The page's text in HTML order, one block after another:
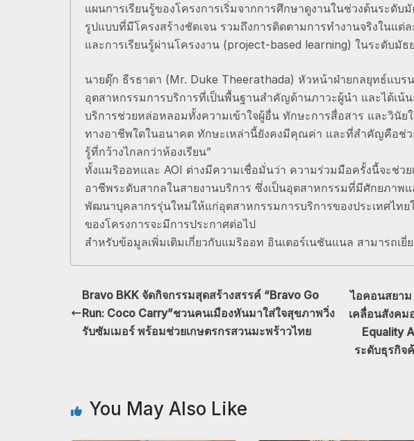
แผนการเรียนรู้ของโครงการเริ่มจากการศึกษาดูงานในช่วงต้นระดั
รูปแบบที่มีโครงสร้างชัดเจน รวมถึงการติดตามการทำงานจริงในแต่
และการเรียนรู้ผ่านโครงงาน (project-based learning) ในระดับมั
นายดุ๊ก ธีรธาดา (Mr. Duke Theerathada) หัวหน้าฝ่ายกลยุทธ์แบร
อุตสาหกรรมการบริการที่เป็นพื้นฐานสำคัญด้านภาวะผู้นำ และได้เน้
บริการช่วยหล่อหลอมทั้งความเข้าใจผู้อื่น ทักษะการสื่อสาร และวินัย
ทางอาชีพใดในอนาคต ทักษะเหล่านี้ยังคงมีคุณค่า และที่สำคัญคือช่ว
รู้ที่กว้างไกลกว่าห้องเรียน”
ทั้งแมริออทและ AOI ต่างมีความเชื่อมั่นว่า ความร่วมมือครั้งนี้จะช่ว
อาชีพระดับสากลในสายงานบริการ ซึ่งเป็นอุตสาหกรรมที่มีศักยภา
พัฒนาบุคลากรรุ่นใหม่ให้แก่อุตสาหกรรมการบริการของประเทศไทยใ
ของโครงการจะมีการประกาศต่อไป
สำหรับข้อมูลเพิ่มเติมเกี่ยวกับแมริออท อินเตอร์เนชันแนล สามารถเ
Bravo BKK จัดกิจกรรมสุดสร้างสรรค์ “Bravo Go
Run: Coco Carry”ชวนคนเมืองหันมาใส่ใจสุขภาพวิ่ง
รับซัมเมอร์ พร้อมช่วยเกษตรกรสวนมะพร้าวไทย
ไอคอนสยา
เคลื่อนสังคม
Equality
ระดับธุรกิจ
You May Also Like